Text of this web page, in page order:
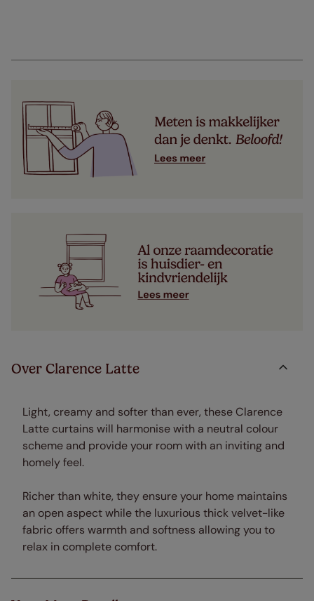
Over Clarence Latte
Light, creamy and softer than ever, these Clarence
Latte curtains will harmonise with a neutral colour
scheme and provide your room with an inviting and
homely feel.
Richer than white, they ensure your home maintains
an open aspect while the luxurious thick velvet-like
fabric offers warmth and softness allowing you to
relax in complete comfort.